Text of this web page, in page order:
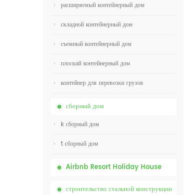
расширяемый контейнерный дом
складной контейнерный дом
съемный контейнерный дом
плоский контейнерный дом
контейнер для перевозки грузов
сборный дом
k сборный дом
t сборный дом
Airbnb Resort Holiday House
строительство стальной конструкции